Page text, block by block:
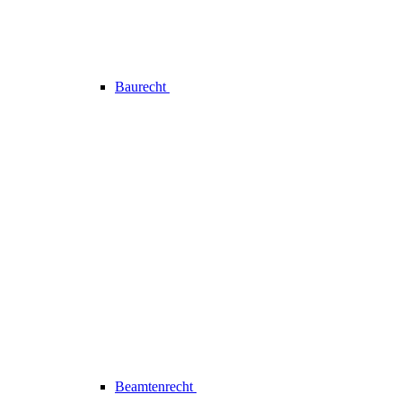
Baurecht
Beamtenrecht